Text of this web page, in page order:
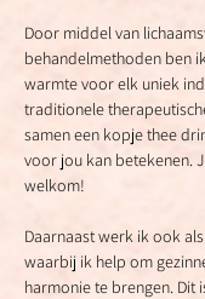
Door middel van
behandelmethoden ben
warmte voor elk uniek
traditionele
samen een kopje thee
voor jou kan betekenen.
welkom!
Daarnaast werk ik ook
waarbij ik help om
harmonie te brengen. Dit